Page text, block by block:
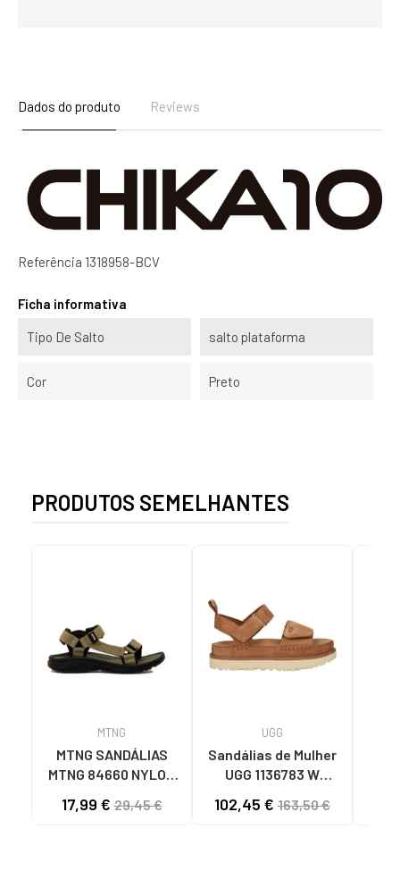
Dados do produto Reviews
Referência 1318958-BCV
Ficha informativa
Tipo De Salto salto plataforma
Cor Preto
PRODUTOS SEMELHANTES
MTNG
MTNG SANDÁLIAS
MTNG 84660 NYLON
C59785 - - NYLON
17,99 €29,45 €
UGG
Sandálias de Mulher
UGG 1136783 W
CHESTNUT
102,45 € 163,50 €